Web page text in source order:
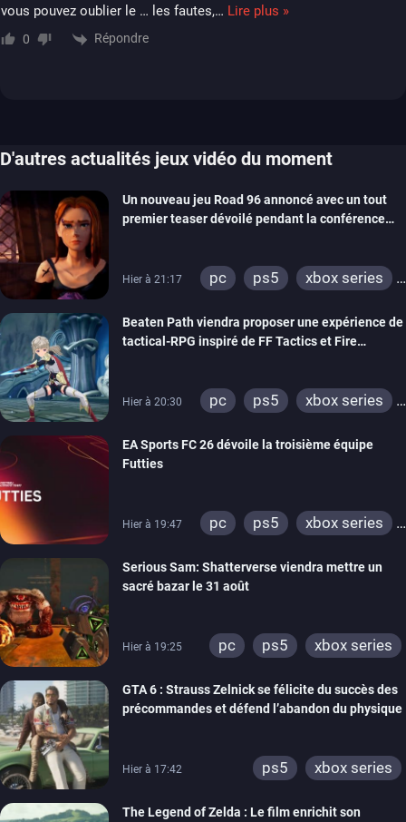
vous pouvez oublier le … les fautes,… Lire plus »
0 Répondre
D'autres actualités jeux vidéo du moment
Un nouveau jeu Road 96 annoncé avec un tout
premier teaser dévoilé pendant la conférence
Hier à 21:17 pc ps5
xbox series
xbox one
Beaten Path viendra proposer une expérience de
tactical-RPG inspiré de FF Tactics et Fire
Hier à 20:30 pc ps5
xbox series
EA Sports FC 26 dévoile la troisième équipe
Futties
Hier à 19:47 pc ps5
xbox series
xbox one
switch 2
Serious Sam: Shatterverse viendra mettre un
sacré bazar le 31 août
Hier à 19:25 pc ps5 xbox series
GTA 6 : Strauss Zelnick se félicite du succès des
précommandes et défend l’abandon du physique
Hier à 17:42 ps5 xbox series
The Legend of Zelda : Le film enrichit son